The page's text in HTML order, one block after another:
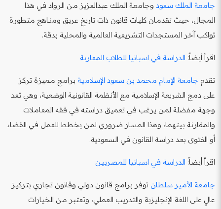
جامعة الملك سعود وجامعة الملك عبدالعزيز من الرواد في هذا
المجال، حيث تقدمان كليات قانون ذات تاريخ عريق ومناهج متطورة
تواكب آخر المستجدات التشريعية العالمية والمحلية بدقة.
اقرأ أيضاً: الدراسة في اسبانيا للطلاب المغاربة
تقدم جامعة الإمام محمد بن سعود الإسلامية برامج مميزة تركز
على دمج الشريعة الإسلامية مع الأنظمة القانونية الوضعية، وهي تعد
وجهة مفضلة لمن يرغب في تعميق دراسته في فقه المعاملات
والمقارنة بينهما، وهذا المسار ضروري لمن يخطط للعمل في القضاء
أو الفتوى بعد دراسة القانون في السعودية.
اقرأ أيضاً: الدراسة في اسبانيا للمصريين
جامعة الأمير سلطان توفر برامج قانون دولي وقانون تجاري بتركيز
عالٍ على اللغة الإنجليزية والتدريب العملي، وتعتبر من الخيارات